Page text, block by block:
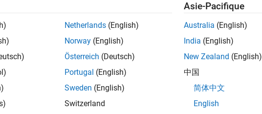
Netherlands (English)
Norway (English)
Österreich (Deutsch)
Portugal (English)
Sweden (English)
Switzerland
Asie-Pacifique
Australia (English)
India (English)
New Zealand (English)
中国
简体中文
English